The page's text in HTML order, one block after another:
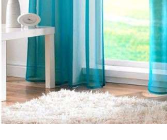
، و یک عدد روبالشی می باشد.
دونفره لیلی